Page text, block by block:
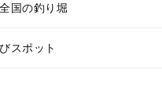
国の釣り堀
スポット